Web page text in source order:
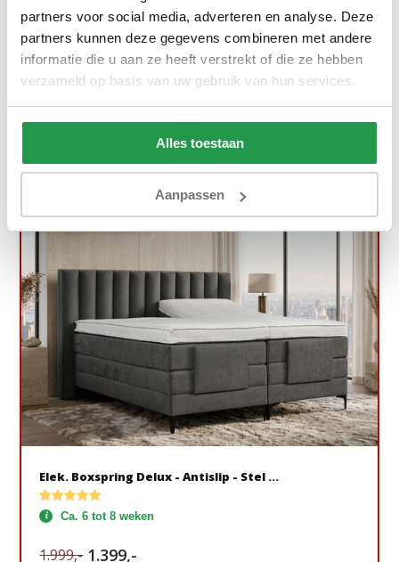
partners voor social media, adverteren en analyse. Deze
partners kunnen deze gegevens combineren met andere
informatie die u aan ze heeft verstrekt of die ze hebben
verzameld op basis van uw gebruik van hun services.
Alles toestaan
Aanpassen
Ca. 4 tot 6 weken
799,- 449,-
Gratis Zomerdeal!
Elek. Boxspring Delux - Antislip - Stel ...
Ca. 6 tot 8 weken
1.999,- 1.399,-